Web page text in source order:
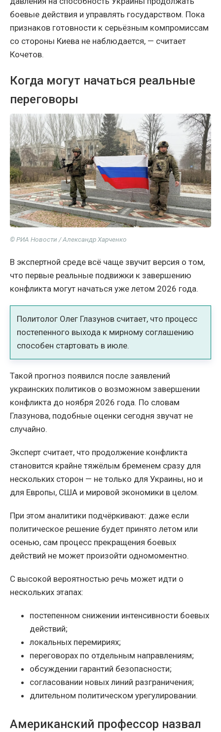
боевые действия и управлять государством. Пока
признаков готовности к серьёзным компромиссам
со стороны Киева не наблюдается, — считает
Кочетов.
Когда могут начаться реальные
переговоры
© РИА Новости / Александр Харченко
В экспертной среде всё чаще звучит версия о том,
что первые реальные подвижки к завершению
конфликта могут начаться уже летом 2026 года.
Политолог Олег Глазунов считает, что процесс
постепенного выхода к мирному соглашению
способен стартовать в июле.
Такой прогноз появился после заявлений
украинских политиков о возможном завершении
конфликта до ноября 2026 года. По словам
Глазунова, подобные оценки сегодня звучат не
случайно.
Эксперт считает, что продолжение конфликта
становится крайне тяжёлым бременем сразу для
нескольких сторон — не только для Украины, но и
для Европы, США и мировой экономики в целом.
При этом аналитики подчёркивают: даже если
политическое решение будет принято летом или
осенью, сам процесс прекращения боевых
действий не может произойти одномоментно.
С высокой вероятностью речь может идти о
нескольких этапах:
постепенном снижении интенсивности боевых
действий;
локальных перемириях;
переговорах по отдельным направлениям;
обсуждении гарантий безопасности;
согласовании новых линий разграничения;
длительном политическом урегулировании.
Американский профессор назвал